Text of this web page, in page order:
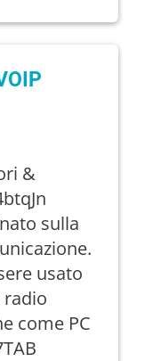
&
sulla
usato
radio
come PC